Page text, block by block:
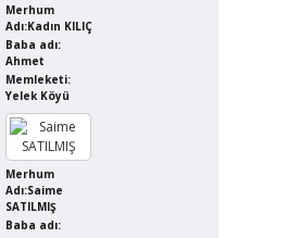
Merhum
Adı:Kadın KILIÇ
Baba adı:
Ahmet
Memleketi:
Yelek Köyü
Merhum
Adı:Saime
SATILMIŞ
Baba adı: